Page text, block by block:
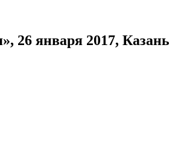
26 января 2017, Казань